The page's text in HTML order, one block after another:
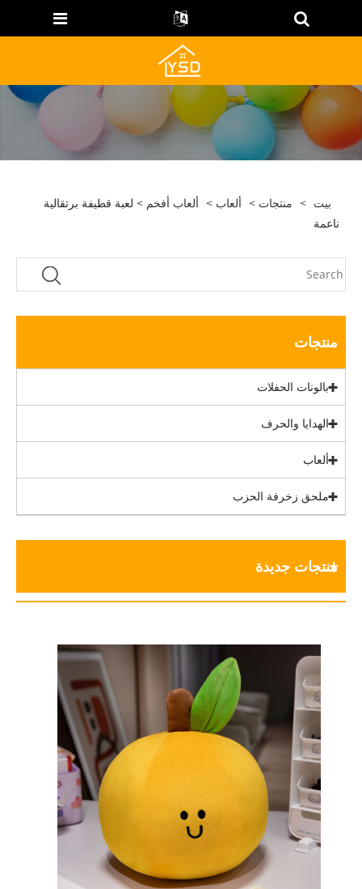
بيت > منتجات > ألعاب > ألعاب أفخم > لعبة قطيفة برتقالية
ناعمة
منتجات
بالونات الحفلات
الهدايا والحرف
ألعاب
ملحق زخرفة الحزب
منتجات جديدة